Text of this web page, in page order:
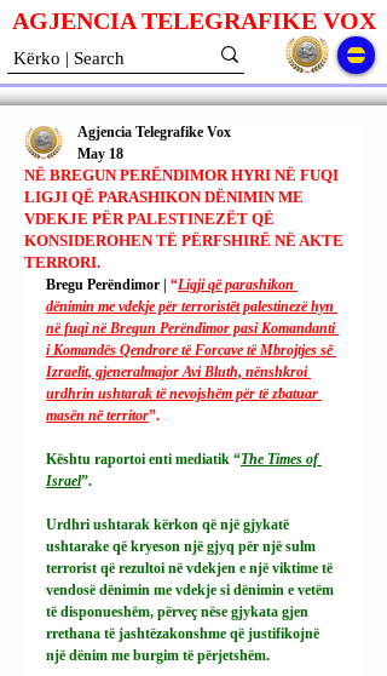
AGJENCIA TELEGRAFIKE VOX
NË BREGUN PERËNDIMOR HYRI NË FUQI
LIGJI QË PARASHIKON DËNIMIN ME
VDEKJE PËR PALESTINEZËT QË
KONSIDEROHEN TË PËRFSHIRË NË AKTE
TERRORI.
Agjencia Telegrafike Vox
May 18
Bregu Perëndimor | “Ligji që parashikon
dënimin me vdekje për terroristët palestinezë hyn
në fuqi në Bregun Perëndimor pasi Komandanti
i Komandës Qendrore të Forcave të Mbrojtjes së
Izraelit, gjeneralmajor Avi Bluth, nënshkroi
urdhrin ushtarak të nevojshëm për të zbatuar
masën në territor”.
Kështu raportoi enti mediatik “The Times of
Israel”.
Urdhri ushtarak kërkon që një gjykatë
ushtarake që kryeson një gjyq për një sulm
terrorist që rezultoi në vdekjen e një viktime të
vendosë dënimin me vdekje si dënimin e vetëm
të disponueshëm, përveç nëse gjykata gjen
rrethana të jashtëzakonshme që justifikojnë
një dënim me burgim të përjetshëm.